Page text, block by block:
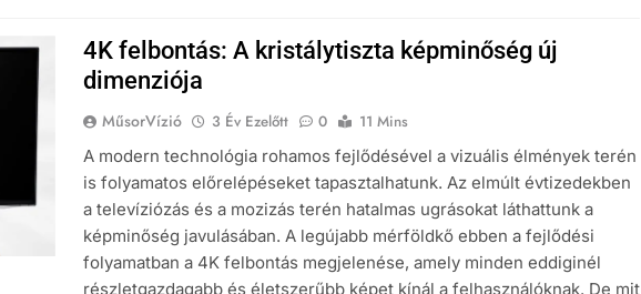
4K felbontás: A kristálytiszta képminőség új
dimenziója
MűsorVízió 3 Év Ezelőtt 0
11 Mins
A modern technológia rohamos fejlődésével a vizuális élmények terén
is folyamatos előrelépéseket tapasztalhatunk. Az elmúlt évtizedekben
a televíziózás és a mozizás terén hatalmas ugrásokat láthattunk a
képminőség javulásában. A legújabb mérföldkő ebben a fejlődési
folyamatban a 4K felbontás megjelenése, amely minden eddiginél
részletgazdagabb és életszerűbb képet kínál a felhasználóknak. De mit